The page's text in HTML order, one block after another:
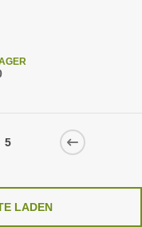
LADEN
5